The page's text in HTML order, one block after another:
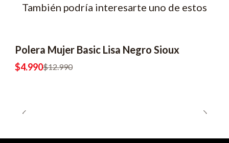
También podría interesarte uno de estos
-62% OFF
2x6990
Polera Mujer Basic Lisa Negro Sioux
$4.990$12.990